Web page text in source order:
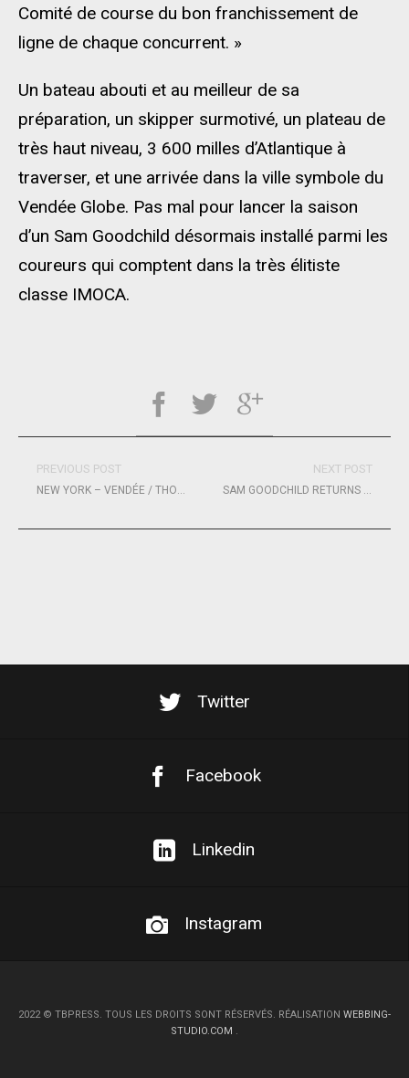
Comité de course du bon franchissement de
ligne de chaque concurrent. »
Un bateau abouti et au meilleur de sa
préparation, un skipper surmotivé, un plateau de
très haut niveau, 3 600 milles d’Atlantique à
traverser, et une arrivée dans la ville symbole du
Vendée Globe. Pas mal pour lancer la saison
d’un Sam Goodchild désormais installé parmi les
coureurs qui comptent dans la très élitiste
classe IMOCA.
PREVIOUS POST
NEW YORK – VENDÉE / THOMAS RUYANT : « J’AIME CE FORMAT DE COURSE ! »
NEXT POST
SAM GOODCHILD RETURNS TO THE RACECOURSE
Twitter
Facebook
Linkedin
Instagram
2022 © TBPRESS. TOUS LES DROITS SONT RÉSERVÉS. RÉALISATION WEBBING-
STUDIO.COM .